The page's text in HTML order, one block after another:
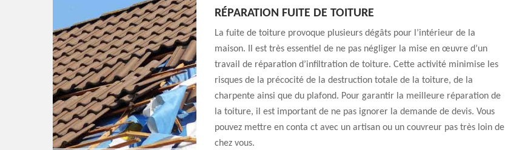
RÉPARATION FUITE DE TOITURE
La fuite de toiture provoque plusieurs dégâts pour l’intérieur de la
maison. Il est très essentiel de ne pas négliger la mise en œuvre d’un
travail de réparation d’infiltration de toiture. Cette activité minimise les
risques de la précocité de la destruction totale de la toiture, de la
charpente ainsi que du plafond. Pour garantir la meilleure réparation de
la toiture, il est important de ne pas ignorer la demande de devis. Vous
pouvez mettre en conta ct avec un artisan ou un couvreur pas très loin de
chez vous.